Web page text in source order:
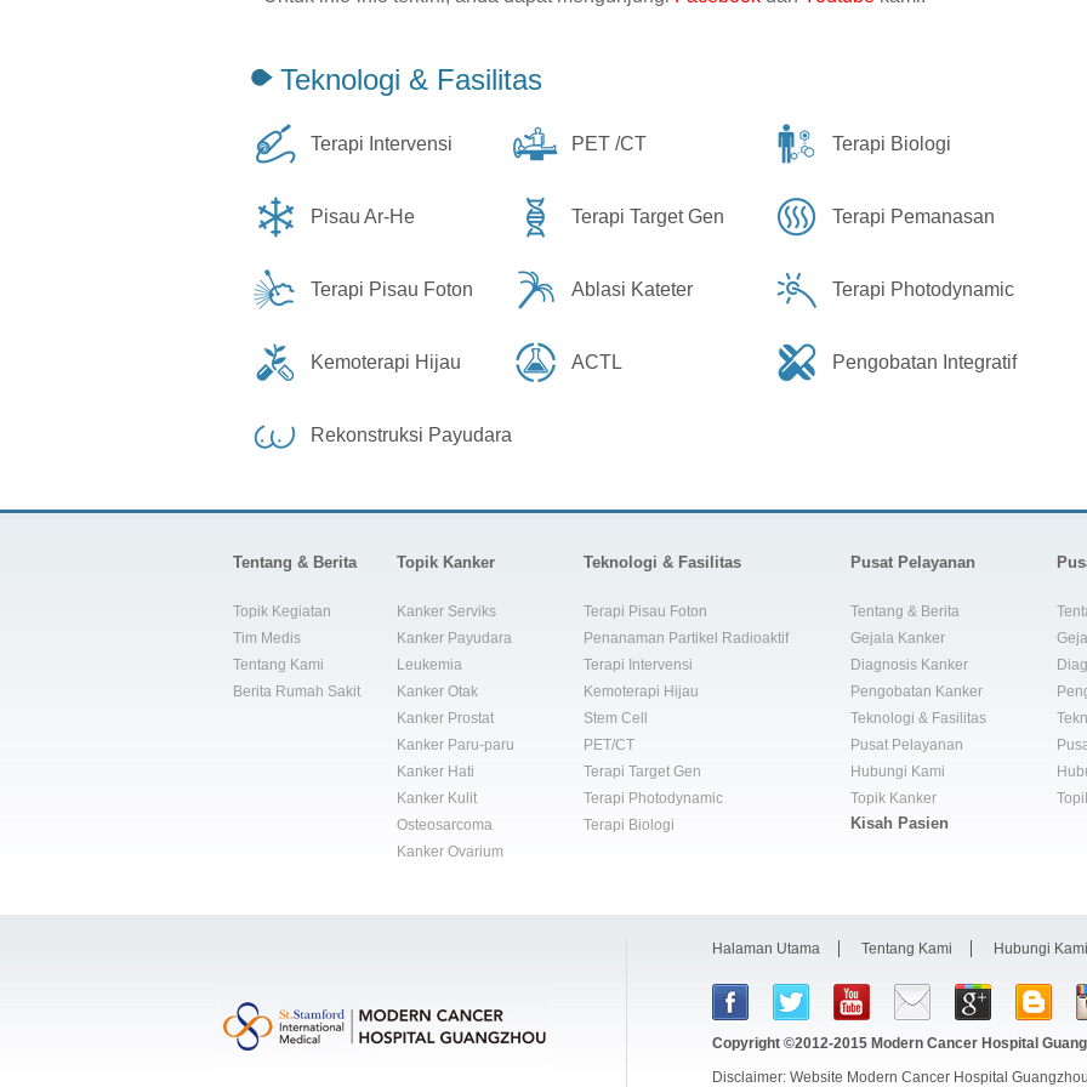
Teknologi & Fasilitas
Terapi Intervensi PET /CT Terapi Biologi
Pisau Ar-He Terapi Target Gen Terapi Pemanasan
Terapi Pisau Foton Ablasi Kateter Terapi Photodynamic
Kemoterapi Hijau ACTL Pengobatan Integratif
Rekonstruksi Payudara
Tentang & Berita
Topik Kegiatan
Tim Medis
Tentang Kami
Berita Rumah Sakit
Topik Kanker
Kanker Serviks
Kanker Payudara
Leukemia
Kanker Otak
Kanker Prostat
Kanker Paru-paru
Kanker Hati
Kanker Kulit
Osteosarcoma
Kanker Ovarium
Teknologi & Fasilitas
Terapi Pisau Foton
Penanaman Partikel Radioaktif
Terapi Intervensi
Kemoterapi Hijau
Stem Cell
PET/CT
Terapi Target Gen
Terapi Photodynamic
Terapi Biologi
Pusat Pelayanan
Tentang & Berita
Gejala Kanker
Diagnosis Kanker
Pengobatan Kanker
Teknologi & Fasilitas
Pusat Pelayanan
Hubungi Kami
Topik Kanker
Kisah Pasien
Halaman Utama Tentang Kami Hubungi Kami
Copyright ©2012-2015 Modern Cancer Hospital
Disclaimer: Website Modern Cancer Hospital